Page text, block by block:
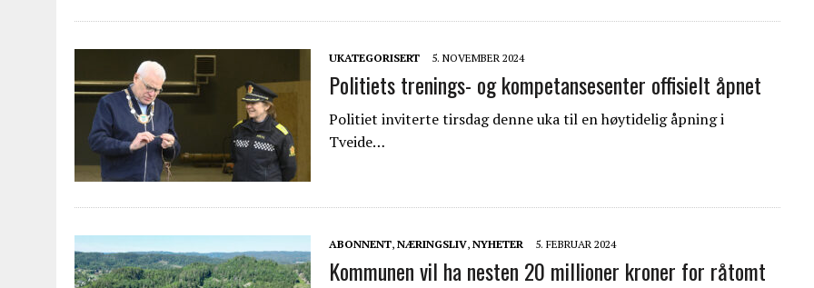
UKATEGORISERT 5. NOVEMBER 2024
Politiets trenings- og kompetansesenter offisielt åpnet
Politiet inviterte tirsdag denne uka til en høytidelig åpning i
Tveide…
ABONNENT, NÆRINGSLIV, NYHETER 5. FEBRUAR 2024
Kommunen vil ha nesten 20 millioner kroner for råtomt